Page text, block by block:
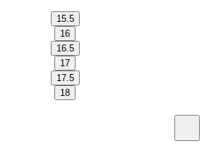
15.5
16
16.5
17
17.5
18